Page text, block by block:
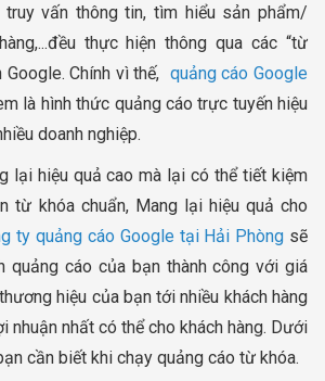
truy vấn thông tin, tìm hiểu sản phẩm/
thực hiện thông qua các “từ
Chính vì thế, quảng cáo Google
là hình thức quảng cáo trực tuyến hiệu
doanh nghiệp.
lại hiệu quả cao mà lại có thể tiết kiệm
từ khóa chuẩn, Mang lại hiệu quả cho
ty quảng cáo Google tại Hải Phòng sẽ
quảng cáo của bạn thành công với giá
hiệu của bạn tới nhiều khách hàng
nhuận nhất có thể cho khách hàng. Dưới
cần biết khi chạy quảng cáo từ khóa.